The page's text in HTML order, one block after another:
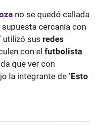
no se quedó callada
cercanía con
utilizó sus redes
con el futbolista
que ver con
la integrante de‘Esto